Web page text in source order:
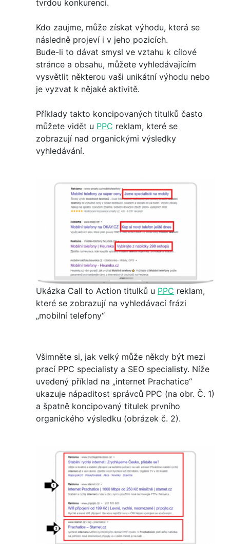
tvrdou konkurencí.
Kdo zaujme, může získat výhodu, která se
následně projeví i v jeho pozicích.
Bude-li to dávat smysl ve vztahu k cílové
stránce a obsahu, můžete vyhledávajícím
vysvětlit některou vaši unikátní výhodu nebo
je vyzvat k nějaké aktivitě.
Příklady takto koncipovaných titulků často
můžete vidět u PPC reklam, které se
zobrazují nad organickými výsledky
vyhledávání.
Ukázka Call to Action titulků u PPC reklam,
které se zobrazují na vyhledávací frázi
„mobilní telefony“
Všimněte si, jak velký může někdy být mezi
prací PPC specialisty a SEO specialisty. Níže
uvedený příklad na „internet Prachatice“
ukazuje nápaditost správců PPC (na obr. Č. 1)
a špatně koncipovaný titulek prvního
organického výsledku (obrázek č. 2).